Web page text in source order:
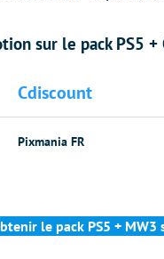
sur le pack PS5
Cdiscount
Pixmania FR
le pack PS5 + MW3